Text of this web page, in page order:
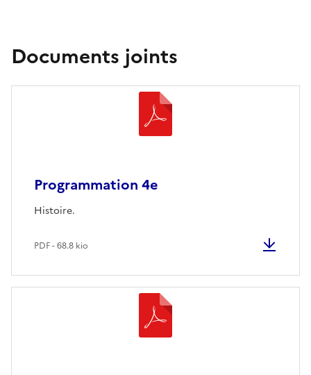
Documents joints
Programmation 4e
Histoire.
PDF - 68.8 kio